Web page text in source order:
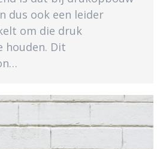
dus ook een leider
om die druk
houden. Dit